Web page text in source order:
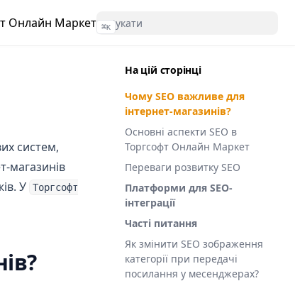
Онлайн Маркет ⌘K
На цій сторінці
Чому SEO важливе для
інтернет-магазинів?
Основні аспекти SEO в
Торгсофт Онлайн Маркет
Переваги розвитку SEO
Платформи для SEO-
інтеграції
Часті питання
Як змінити SEO зображення
категорії при передачі
посилання у месенджерах?
систем,
магазинів
У Торгсофт